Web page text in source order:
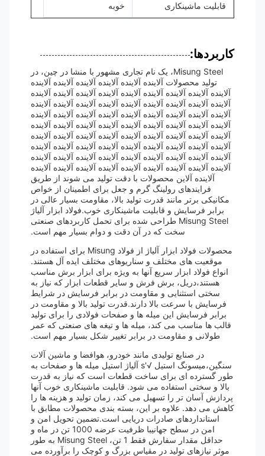
قابلیت ماشینکاری
کاربردها:
Misung Steel، یک نام تجاری مشهور با منشا در چین، در
تولید محصولات آلاینده آلاینده آلاینده آلاینده آلاینده آلاینده
آلاینده آلاینده آلاینده آلاینده آلاینده آلاینده آلاینده آلاینده آلاینده
آلاینده آلاینده آلاینده آلاینده آلاینده آلاینده آلاینده آلاینده آلاینده
آلاینده آلاینده آلاینده آلاینده آلاینده آلاینده آلاینده آلاینده آلاینده
آلاینده آلاینده آلاینده آلاینده آلاینده آلاینده آلاینده آلاینده آلاینده
آلاینده آلاینده آلاینده آلاینده آلاینده آلاینده آلاینده آلاینده آلاینده
آلاینده آلاینده آلاینده آلاینده آلاینده آلاینده آلاینده آلاینده آلاینده
آلاینده آلاینده آلاینده آلاینده آلاینده آلاینده آلاینده آلاینده آلاینده
آلاینده آلاینده آلاینده آلاینده آلاینده آلاینده آلاینده آلاینده آلاینده
آلاینده آلاین محصولات با دقت تولید می شوند از طریق
فرایندهای رولینگ گرم و جعل برای اطمینان از خواص
مکانیکی برتر مانند قدرت تولید بالا، مقاومت بسیار عالی در
برابر فرسایش و قابلیت ماشینکاری خوب.فولاد ابزار آلیاژ
Misung Steel طراحی شده برای تحمل کاربردهای صنعتی
سخت که در آن دقت و دوام بسیار مهم است.
محصولات فولاد ابزار آلیاژ از فولاد Misung برای استفاده در
موقعیت های مختلف و سناریوهای مختلف ایده آل هستند.
انواع فولاد ابزار سریع آنها به ویژه برای ابزار برش مناسب
هستند،دریل، برش فرش و سایر قطعات ابزار که نیاز به
سختی استثنایی و مقاومت در برابر فرسایش در شرایط
فرسایش با سرعت بالا دارند.قدرت تولید بالا و مقاومت در
برابر فرسایش این میله ها و صفحات فولادی را برای تولید
قالب ها مناسب می کند، میله ها و تیغه های صنعتی که عمر
طولانی و مقاومت در برابر تغییر شکل بسیار مهم است.
در صنایع تولیدی مانند خودرو، هوافضا و ماشین آلات
سنگین،میسونگ استیل √'s آلیاژ استیل میله ها و صفحات به
طور گسترده ای برای ساخت قطعات است که نیاز به قدرت
بالا و سختی استفاده می شود. قابلیت ماشینکاری خوب آنها
پردازش آسان تر را تسهیل می کند، زمان تولید و هزینه ها را
کاهش می دهد. علاوه بر این، بسته بندی محصولات مطابق با
استانداردهای صادرات دریایی است.تضمین تحویل امن و
امن در سطح جهانیبا ظرفیت عرضه 1000 تن در ماه و
حداقل مقدار سفارش فقط 1 تن، Misung Steel به طور
موثر نیازهای تولید در مقیاس بزرگ و کوچک را برآورده می